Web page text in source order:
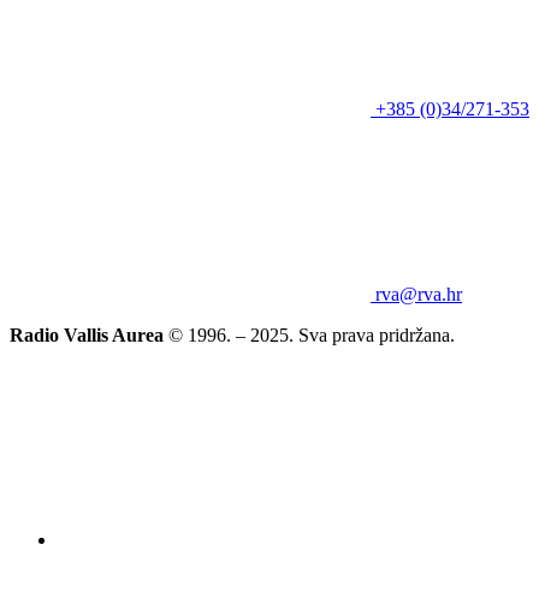
+385 (0)34/271-353
rva@rva.hr
Radio Vallis Aurea © 1996. – 2025. Sva prava pridržana.